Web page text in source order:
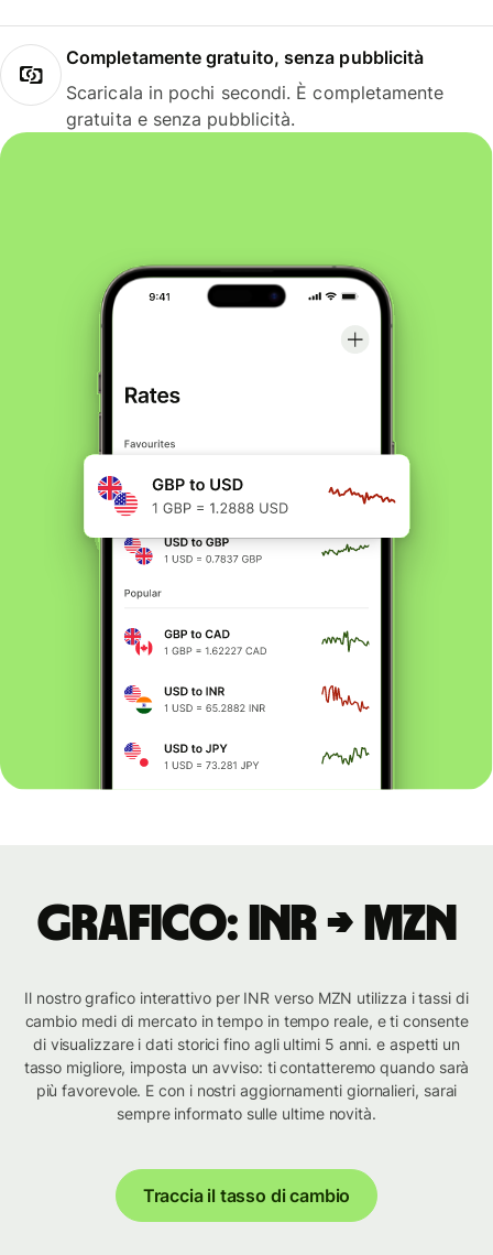
Completamente gratuito, senza pubblicità
Scaricala in pochi secondi. È completamente
gratuita e senza pubblicità.
Grafico: INR → MZN
Il nostro grafico interattivo per INR verso MZN utilizza i tassi di
cambio medi di mercato in tempo in tempo reale, e ti consente
di visualizzare i dati storici fino agli ultimi 5 anni. e aspetti un
tasso migliore, imposta un avviso: ti contatteremo quando sarà
più favorevole. E con i nostri aggiornamenti giornalieri, sarai
sempre informato sulle ultime novità.
Traccia il tasso di cambio